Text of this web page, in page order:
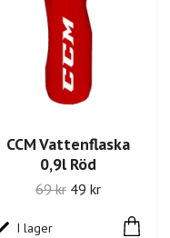
CCM Vattenflaska
0,9l Röd
69 kr 49 kr
I lager